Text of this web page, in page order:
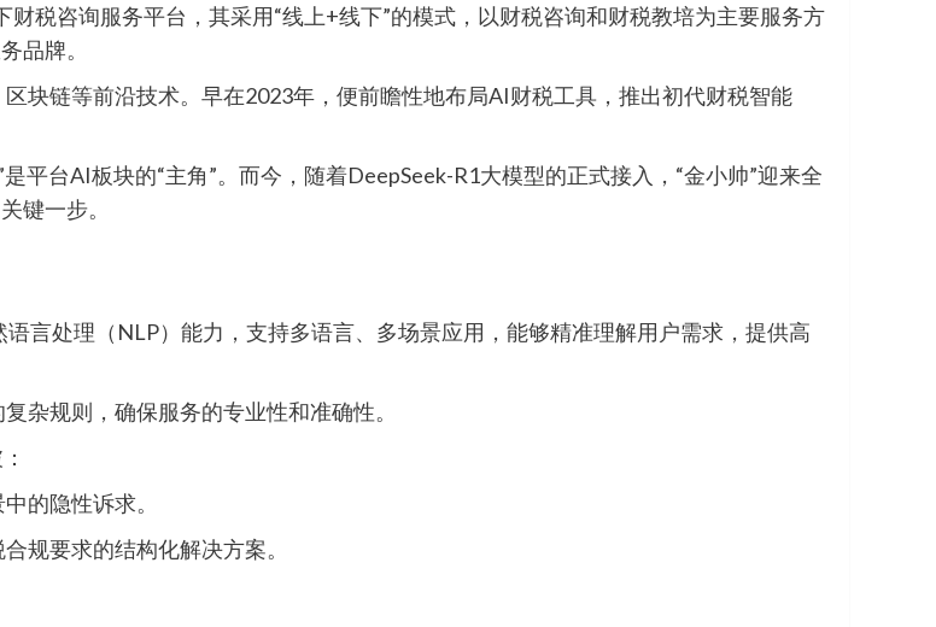
税咨询服务平台，其采用“线上+线下”的模式，以财税咨询和财税教培为主要服务方
品牌。
块链等前沿技术。早在2023年，便前瞻性地布局AI财税工具，推出初代财税智能
平台AI板块的“主角”。而今，随着DeepSeek-R1大模型的正式接入，“金小帅”迎来全
键一步。
言处理（NLP）能力，支持多语言、多场景应用，能够精准理解用户需求，提供高
杂规则，确保服务的专业性和准确性。
的隐性诉求。
规要求的结构化解决方案。